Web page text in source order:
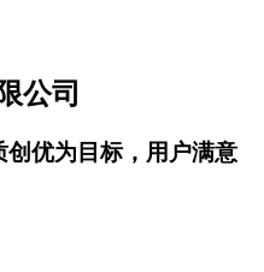
公司
优为目标，用户满意